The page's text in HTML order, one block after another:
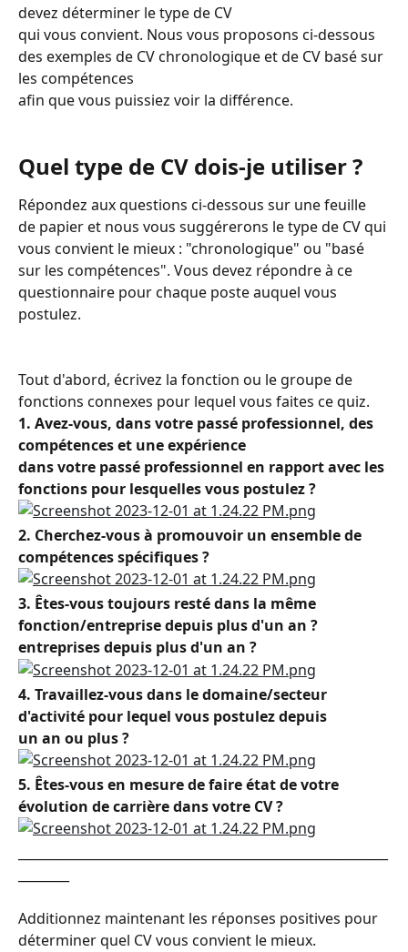
devez déterminer le type de CV
qui vous convient. Nous vous proposons ci-dessous
des exemples de CV chronologique et de CV basé sur
les compétences
afin que vous puissiez voir la différence.
Quel type de CV dois-je utiliser ?
Répondez aux questions ci-dessous sur une feuille
de papier et nous vous suggérerons le type de CV qui
vous convient le mieux : "chronologique" ou "basé
sur les compétences". Vous devez répondre à ce
questionnaire pour chaque poste auquel vous
postulez.
Tout d'abord, écrivez la fonction ou le groupe de
fonctions connexes pour lequel vous faites ce quiz.
1. Avez-vous, dans votre passé professionnel, des
compétences et une expérience
dans votre passé professionnel en rapport avec les
fonctions pour lesquelles vous postulez ?
2. Cherchez-vous à promouvoir un ensemble de
compétences spécifiques ?
3. Êtes-vous toujours resté dans la même
fonction/entreprise depuis plus d'un an ?
entreprises depuis plus d'un an ?
4. Travaillez-vous dans le domaine/secteur
d'activité pour lequel vous postulez depuis
un an ou plus ?
5. Êtes-vous en mesure de faire état de votre
évolution de carrière dans votre CV ?
Additionnez maintenant les réponses positives pour
déterminer quel CV vous convient le mieux.